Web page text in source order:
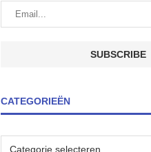
CATEGORIEËN